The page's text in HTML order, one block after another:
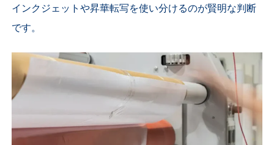
インクジェットや昇華転写を使い分けるのが賢明な判断
です。